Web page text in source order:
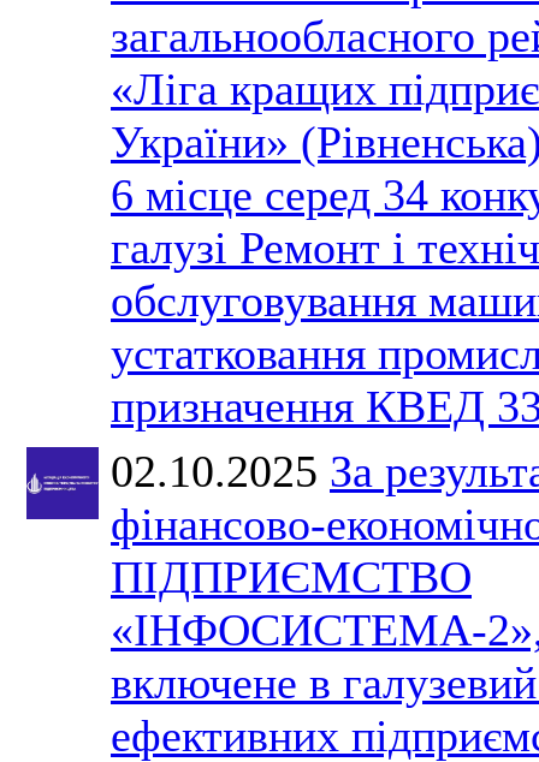
загальнообласного
«Ліга кращих
України»
6 місце серед 34
галузі Ремонт і
обслуговування
устатковання
призначення КВЕД
02.10.2025 За
фінансово-
ПІДПРИЄМСТВО
«ІНФОСИСТЕМА-2»,
включене в
ефективних